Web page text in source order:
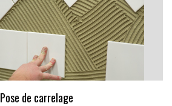
Pose de carrelage